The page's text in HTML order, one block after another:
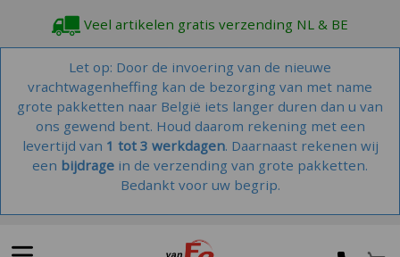
Veel artikelen gratis verzending NL & BE
Let op: Door de invoering van de nieuwe
vrachtwagenheffing kan de bezorging van met name
grote pakketten naar België iets langer duren dan u van
ons gewend bent. Houd daarom rekening met een
levertijd van 1 tot 3 werkdagen. Daarnaast rekenen wij
een bijdrage in de verzending van grote pakketten.
Bedankt voor uw begrip.